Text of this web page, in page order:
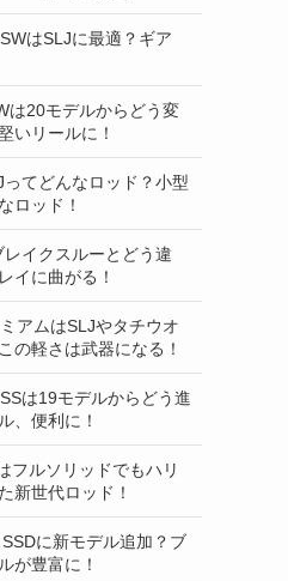
はSLJに最適？ギア
は20モデルからどう変
いリールに！
てどんなロッド？小型
ロッド！
イクスルーとどう違
イに曲がる！
アムはSLJやタチウオ
の軽さは武器になる！
は19モデルからどう進
、便利に！
フルソリッドでもハリ
新世代ロッド！
に新モデル追加？ブ
が豊富に！